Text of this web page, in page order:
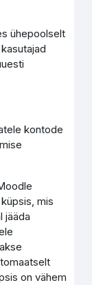
ühepoolselt
kontode
mis
jääda
on vähem